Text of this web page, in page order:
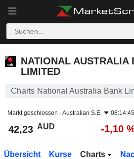
NATIONAL AUSTRALIA
LIMITED
Charts National Australia Bank
Markt geschlossen -Australian S.E.
42,23 AUD -1,10
Übersicht Kurse Charts